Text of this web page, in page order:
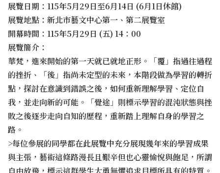
展覽日期：115年5月29日至6月14日 (6月1日休館)
展覽地點：新北市藝文中心第一、第二展覽室
開幕時間：115年5月29日 (五) 14：00
展覽簡介：
華梵，進來開始的第一天就已就地正形。「覆」指過往過程
的挫折、「後」指尚未定型的未來，本階段做為學習的轉折
點，探討在意識到錯誤之後，如何重新理解學習、定位自
我，並走向新的可能。「覺途」則標示學習的混沌狀態與挫
敗之後逐步走向自知的歷程，重新踏上理解自身的學習之
路。
>每位參展的同學都在此展覽中充分展現幾年來的學習成果
與主張，藝術這條路漫長且艱辛但也心靈愉悅與飽足，所謂